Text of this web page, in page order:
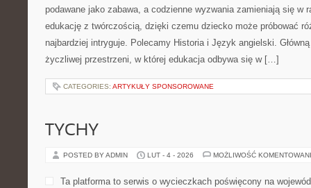
podawane jako zabawa, a codzienne wyzwania zamieniają się w
edukację z twórczością, dzięki czemu dziecko może próbować
najbardziej intryguje. Polecamy Historia i Język angielski.
życzliwej przestrzeni, w której edukacja odbywa się w […]
CATEGORIES: ARTYKUŁY SPONSOROWANE
TYCHY
POSTED BY ADMIN LUT - 4 - 2026 MOŻLIWOŚĆ
Ta platforma to serwis o wycieczkach poświęcony na